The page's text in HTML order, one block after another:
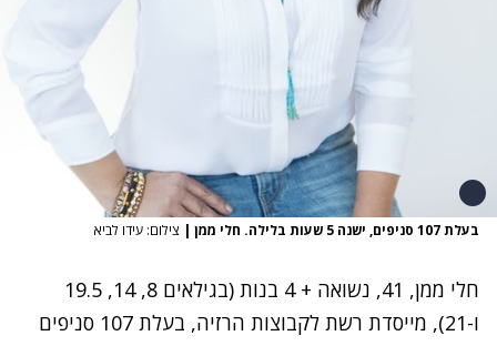
בעלת 107 סניפים, ישנה 5 שעות בלילה. חלי ממן | צילום: עידו לביא
חלי ממן, 41, נשואה + 4 בנות (בגילאים 8, 14, 19.5
ו-21), מייסדת רשת לקבוצות הרזיה, בעלת 107 סניפים